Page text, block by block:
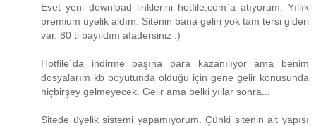
Evet yeni download linklerini hotfile.com`a atıyorum. Yıllık
premium üyelik aldım. Sitenin bana geliri yok tam tersi gideri
var. 80 tl bayıldım afadersiniz :)
Hotfile`da indirme başına para kazanılıyor ama benim
dosyalarım kb boyutunda olduğu için gene gelir konusunda
hiçbirşey gelmeyecek. Gelir ama belki yıllar sonra...
Sitede üyelik sistemi yapamıyorum. Çünki sitenin alt yapısı